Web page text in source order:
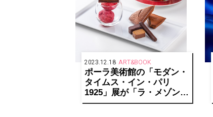
2023.12.18 ART&BOOK
ポーラ美術館の「モダン・
タイムス・イン・パリ
1925」展が「ラ・メゾン・
デュ・ショコラ」とコラボ